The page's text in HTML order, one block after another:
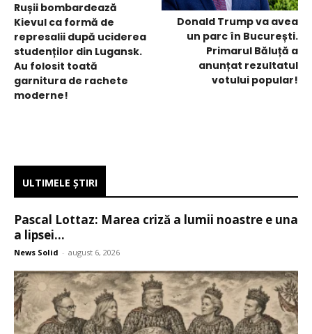
Rușii bombardează
Kievul ca formă de
represalii după uciderea
studenților din Lugansk.
Au folosit toată
garnitura de rachete
moderne!
Donald Trump va avea
un parc în București.
Primarul Băluță a
anunțat rezultatul
votului popular!
ULTIMELE ŞTIRI
Pascal Lottaz: Marea criză a lumii noastre e una
a lipsei...
News Solid - august 6, 2026